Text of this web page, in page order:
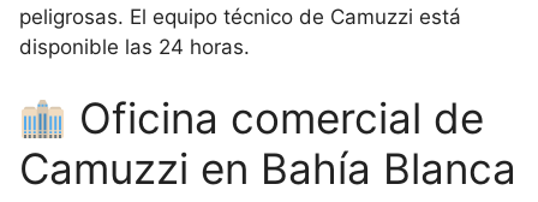
peligrosas. El equipo técnico de Camuzzi está
disponible las 24 horas.
Oficina comercial de
Camuzzi en Bahía Blanca